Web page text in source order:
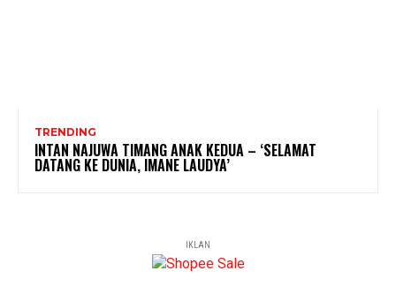
TRENDING
INTAN NAJUWA TIMANG ANAK KEDUA – ‘SELAMAT
DATANG KE DUNIA, IMANE LAUDYA’
IKLAN